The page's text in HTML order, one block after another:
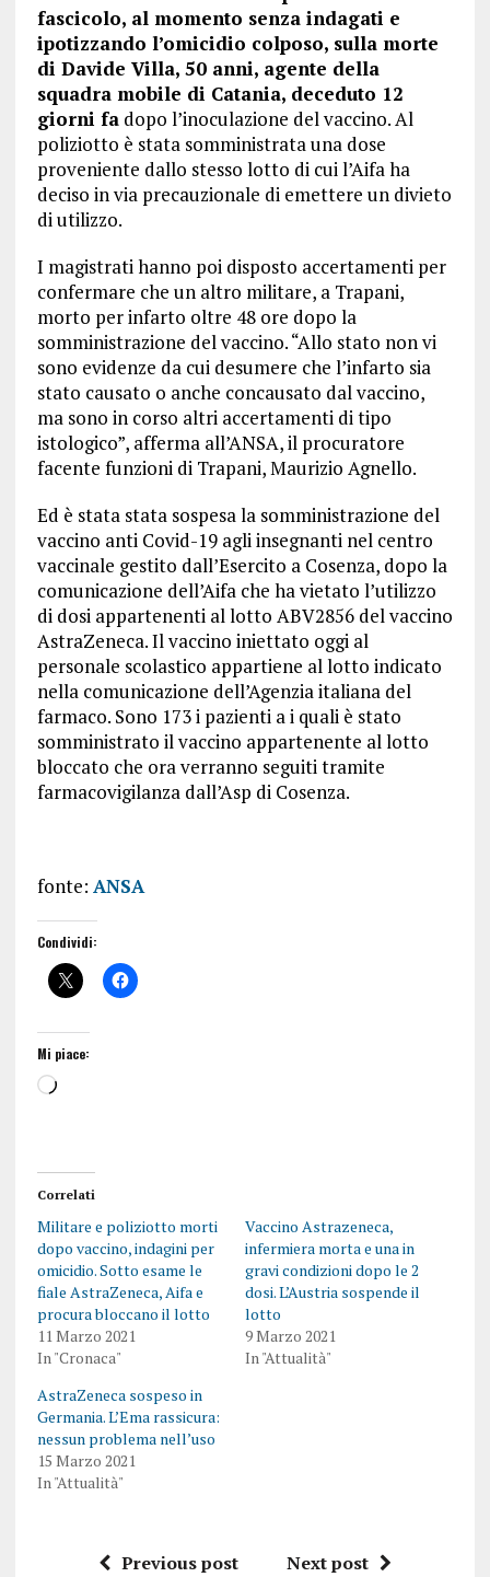
fascicolo, al momento senza indagati e
ipotizzando l’omicidio colposo, sulla morte
di Davide Villa, 50 anni, agente della
squadra mobile di Catania, deceduto 12
giorni fadopo l’inoculazione del vaccino. Al
poliziotto è stata somministrata una dose
proveniente dallo stesso lotto di cui l’Aifa ha
deciso in via precauzionale di emettere un divieto
di utilizzo.
I magistrati hanno poi disposto accertamenti per
confermare che un altro militare, a Trapani,
morto per infarto oltre 48 ore dopo la
somministrazione del vaccino. “Allo stato non vi
sono evidenze da cui desumere che l’infarto sia
stato causato o anche concausato dal vaccino,
ma sono in corso altri accertamenti di tipo
istologico”, afferma all’ANSA, il procuratore
facente funzioni di Trapani, Maurizio Agnello.
Ed è stata stata sospesa la somministrazione del
vaccino anti Covid-19 agli insegnanti nel centro
vaccinale gestito dall’Esercito a Cosenza, dopo la
comunicazione dell’Aifa che ha vietato l’utilizzo
di dosi appartenenti al lotto ABV2856 del vaccino
AstraZeneca. Il vaccino iniettato oggi al
personale scolastico appartiene al lotto indicato
nella comunicazione dell’Agenzia italiana del
farmaco. Sono 173 i pazienti a i quali è stato
somministrato il vaccino appartenente al lotto
bloccato che ora verranno seguiti tramite
farmacovigilanza dall’Asp di Cosenza.
fonte: ANSA
Condividi:
Mi piace:
Correlati
Militare e poliziotto morti
dopo vaccino, indagini per
omicidio. Sotto esame le
fiale AstraZeneca, Aifa e
procura bloccano il lotto
11 Marzo 2021
In "Cronaca"
Vaccino Astrazeneca,
infermiera morta e una in
gravi condizioni dopo le 2
dosi. L’Austria sospende il
lotto
9 Marzo 2021
In "Attualità"
AstraZeneca sospeso in
Germania. L’Ema rassicura:
nessun problema nell’uso
15 Marzo 2021
In "Attualità"
Previous post Next post